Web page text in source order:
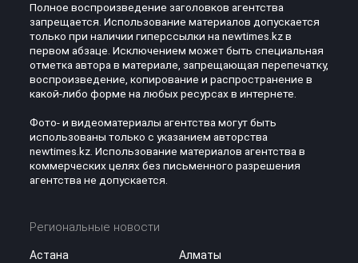
Полное воспроизведение заголовков агентства
запрещается. Использование материалов допускается
только при наличии гиперссылки на newtimes.kz в
первом абзаце. Исключением может быть специальная
отметка автора в материале, запрещающая перепечатку,
воспроизведение, копирование и распространение в
какой-либо форме на любых ресурсах в интернете.
Фото- и видеоматериалы агентства могут быть
использованы только с указанием авторства
newtimes.kz. Использование материалов агентства в
коммерческих целях без письменного разрешения
агентства не допускается.
Региональные новости
Астана
Алматы